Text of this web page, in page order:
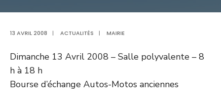
13 AVRIL 2008 | ACTUALITÉS | MAIRIE
Dimanche 13 Avril 2008 – Salle polyvalente – 8
h à 18 h
Bourse d’échange Autos-Motos anciennes